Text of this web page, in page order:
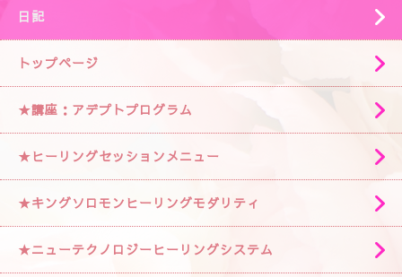
日記
トップページ
★講座：アデプトプログラム
★ヒーリングセッションメニュー
★キングソロモンヒーリングモダリティ
★ニューテクノロジーヒーリングシステム